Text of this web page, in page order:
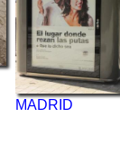
MADRID